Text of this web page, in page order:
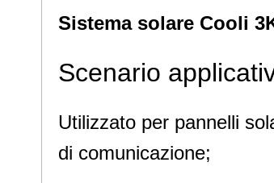
Sistema solare Cooli
Scenario
Utilizzato per pannelli
di comunicazione;